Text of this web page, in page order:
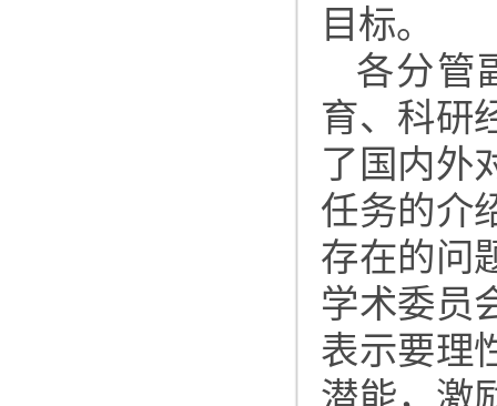
目标。
各分管
育、科研
了国内外
任务的介
存在的问
学术委员
表示要理
潜能，激